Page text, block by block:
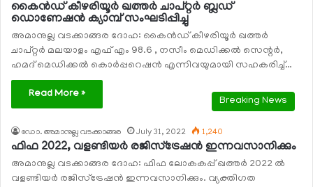
കൈന്‍ഡ് കീഴരിയൂര്‍ ഖത്തര്‍ ചാപ്റ്റര്‍ ബ്ലഡ്
ഡൊണേഷന്‍ ക്യാമ്പ് സംഘടിപ്പിച്ചു
അമാനുല്ല വടക്കാങ്ങര ദോഹ: കൈന്‍ഡ് കീഴരിയൂര്‍ ഖത്തര്‍
ചാപ്റ്റര്‍ മലയാളം എഫ് എം 98.6 , നസീം മെഡിക്കല്‍ സെന്റര്‍,
ഹമദ് മെഡിക്കല്‍ കൊര്‍പ്പറെഷന്‍ എന്നിവയുമായി സഹകരിച്ച്…
Read More »
Breaking News
ഡോ. അമാനുല്ല വടക്കാങ്ങര July 31, 2022 1,240
ഫിഫ 2022, വളണ്ടിയര്‍ രജിസ്‌ട്രേഷന്‍ ഇന്നവസാനിക്കും
അമാനുല്ല വടക്കാങ്ങര ദോഹ: ഫിഫ ലോകകപ്പ് ഖത്തര്‍ 2022 ല്‍
വളണ്ടിയര്‍ രജിസ്‌ട്രേഷന്‍ ഇന്നവസാനിക്കും. വ്യക്തിഗത